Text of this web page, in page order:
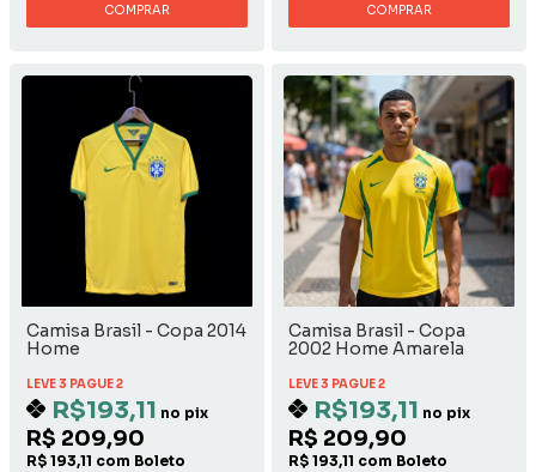
COMPRAR COMPRAR
Camisa Brasil - Copa 2014
Home
LEVE 3 PAGUE 2
R$193,11 no pix
R$ 209,90
R$ 193,11 com Boleto
Camisa Brasil - Copa
2002 Home Amarela
LEVE 3 PAGUE 2
R$193,11 no pix
R$ 209,90
R$ 193,11 com Boleto